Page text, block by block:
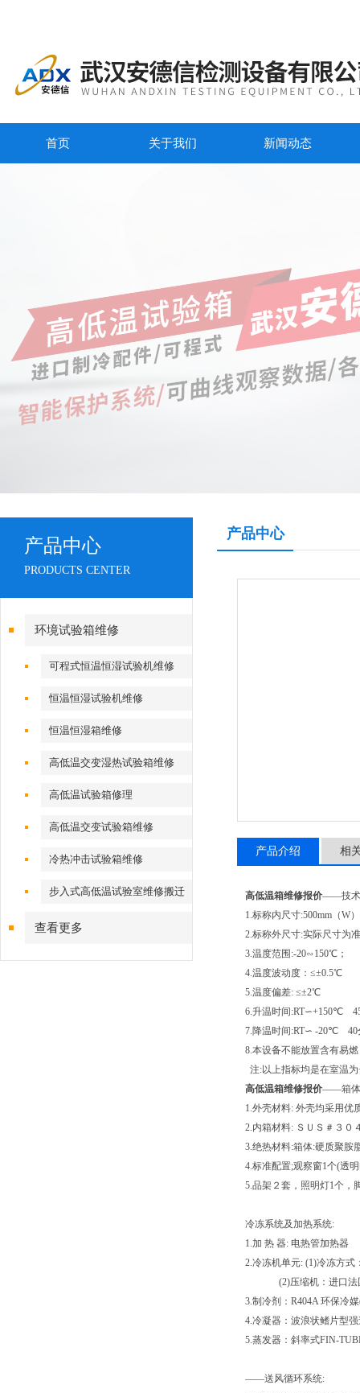
首页 关于我们 新闻动态
产品中心
PRODUCTS CENTER
环境试验箱维修
可程式恒温恒湿试验机维修
恒温恒湿试验机维修
恒温恒湿箱维修
高低温交变湿热试验箱维修
高低温试验箱修理
高低温交变试验箱维修
冷热冲击试验箱维修
步入式高低温试验室维修搬迁
查看更多
产品中心
产品介绍 相
高低温箱维修报价——技术
1.标称内尺寸:500mm（W
2.标称外尺寸:实际尺寸为
3.温度范围:-20∽150℃；
4.温度波动度：≤±0.5℃
5.温度偏差: ≤±2℃
6.升温时间:RT∽+150℃
7.降温时间:RT∽ -20℃ 40
8.本设备不能放置含有易
注:以上指标均是在室温
高低温箱维修报价——箱体
1.外壳材料: 外壳均采用优
2.内箱材料: ＳＵＳ＃３０
3.绝热材料:箱体:硬质聚胺
4.标准配置;观察窗1个(透
5.品架２套，照明灯1个，
冷冻系统及加热系统:
1.加 热 器: 电热管加热器
2.冷冻机单元: (1)冷冻方式
(2)压缩机：进口法国
3.制冷剂：R404A 环保冷
4.冷凝器：波浪状鳍片型
5.蒸发器：斜率式FIN-
——送风循环系统: